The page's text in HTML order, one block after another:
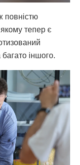
повністю
тепер є
іншого.